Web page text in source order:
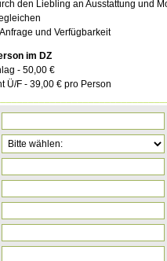
den Liebling an Ausstattung und
und Verfügbarkeit
im DZ
- 50,00 €
Ü/F - 39,00 € pro Person